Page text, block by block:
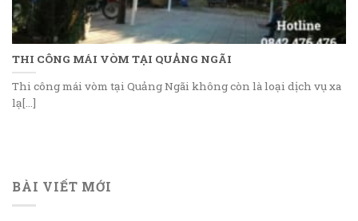
THI CÔNG MÁI VÒM TẠI QUẢNG NGÃI
Thi công mái vòm tại Quảng Ngãi không còn là loại dịch vụ xa
lạ[...]
BÀI VIẾT MỚI